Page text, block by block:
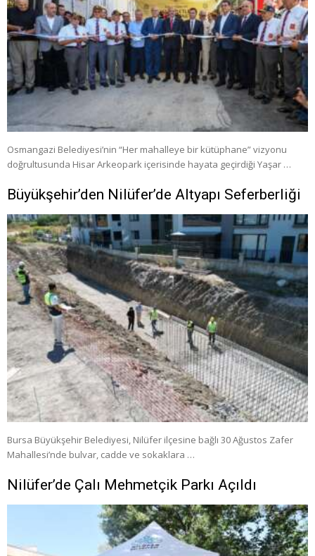
Osmangazi Belediyesi’nin “Her mahalleye bir kütüphane” vizyonu
doğrultusunda Hisar Arkeopark içerisinde hayata geçirdiği Yaşar …
Büyükşehir’den Nilüfer’de Altyapı Seferberliği
Bursa Büyükşehir Belediyesi, Nilüfer ilçesine bağlı 30 Ağustos Zafer
Mahallesi’nde bulvar, cadde ve sokaklara …
Nilüfer’de Çalı Mehmetçik Parkı Açıldı